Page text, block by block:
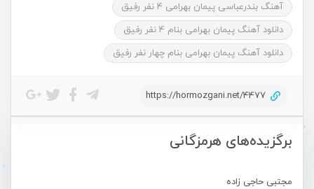
برگزیده‌های هرمزگانی
مجتبی حاجی زاده
آهنگ بندرعباسی پیمان بهرامی 4 نفر رفیق
دانلود آهنگ پیمان بهرامی بنام 4 نفر رفیق
دانلود آهنگ پیمان بهرامی بنام چهار نفر رفیق
https://hormozgani.net/4477